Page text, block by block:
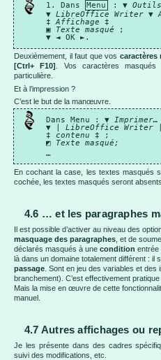
1. Dans Menu : ▼ Outils
▼LibreOffice Writer▼
‡Affichage ‡
▣ Texte masqué
;
▼ ◄ OK ►.
Deuxièmement, il faut que vos
[Ctrl+ F10]
. Vos caractères
particulière.
Et à l’impression ?
C’est le but de la manœuvre.
Dans Menu : ▼
▼ |LibreOffice Writer
‡ contenu ‡ ;
◩ Texte masqué;
…
En cochant la case, les textes masqués
cochée, les textes masqués seront absents.
4.6 … et les paragraphes
Il est possible d’activer au niveau des
masquage des paragraphes , et de
déclarés masqués à une condition entrée
là dans un domaine totalement différent : il
passage . Sont en jeu des variables et
branchement). C’est effectivement
Mais la mise en œuvre de cette
manuel.
4.7 Autres affichages ou
Je les présente dans des cadres
suivi des modifications, etc.